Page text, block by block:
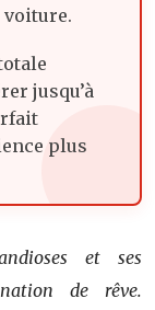
voiture.
jusqu’à
plus
et ses
de rêve.